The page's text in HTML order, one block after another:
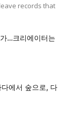
records that
…크리에이터는
에서 숲으로, 다